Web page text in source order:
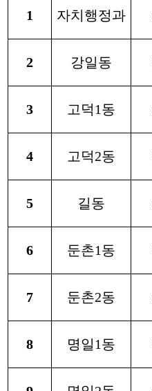
1 자치행정과
2 강일동
3 고덕1동
4 고덕2동
5 길동
6 둔촌1동
7 둔촌2동
8 명일1동